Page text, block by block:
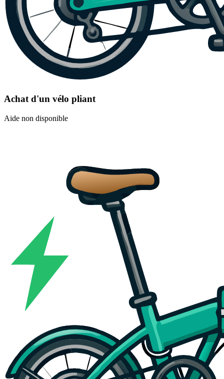
Achat d'un vélo pliant
Aide non disponible